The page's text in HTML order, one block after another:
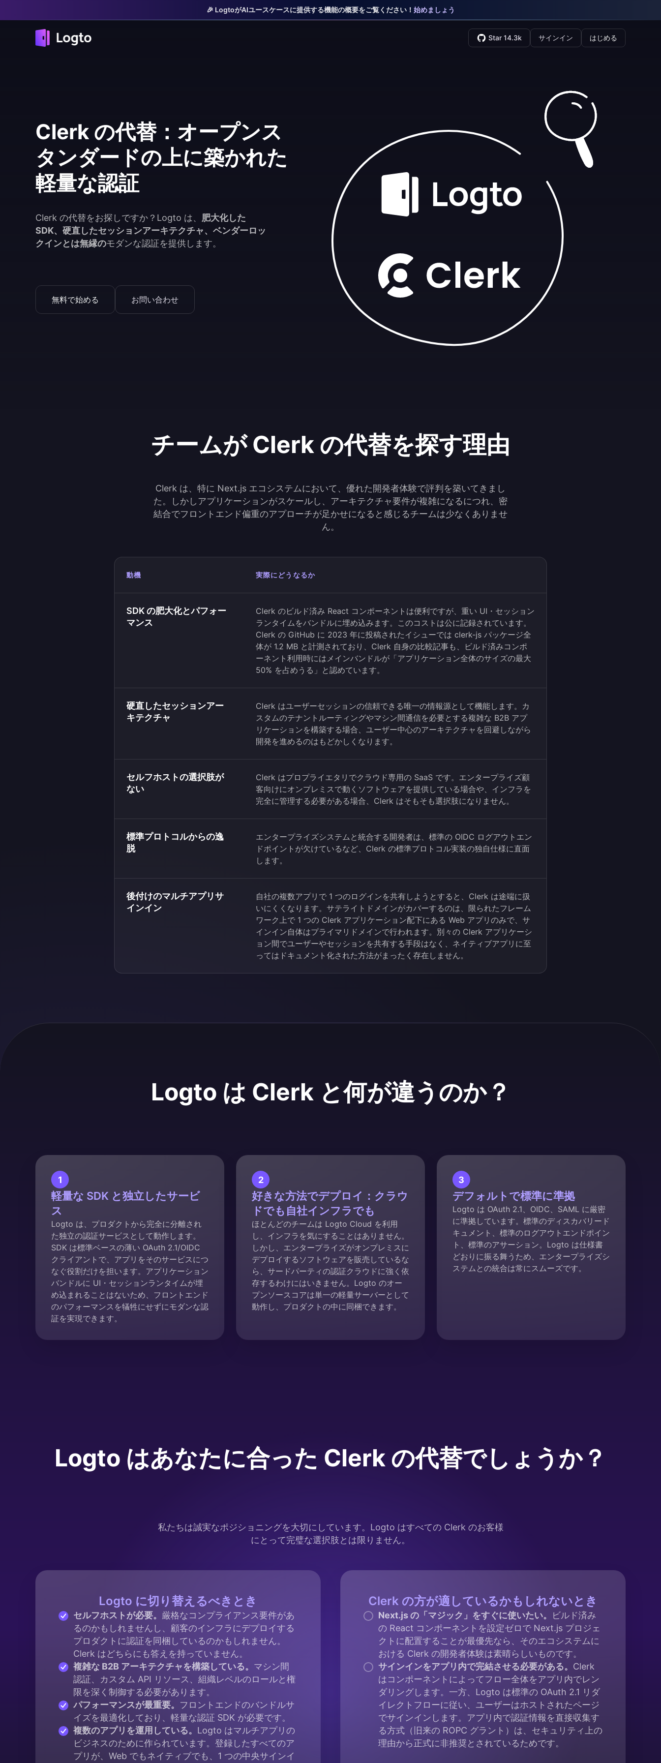
🎉 LogtoがAIユースケースに提供する機能の概要をご覧ください！ 始めましょう
Star 14.3k サインイン はじめる
Clerk の代替：オープンス
タンダードの上に築かれた
軽量な認証
Clerk の代替をお探しですか？Logto は、 肥大化した
SDK、硬直したセッションアーキテクチャ、ベンダーロッ
クインとは無縁のモダンな認証を提供します。
無料で始める お問い合わせ
チームが Clerk の代替を探す理由
Clerk は、特に Next.js エコシステムにおいて、優れた開発者体験で評判を築いてきまし
た。しかしアプリケーションがスケールし、アーキテクチャ要件が複雑になるにつれ、密
結合でフロントエンド偏重のアプローチが足かせになると感じるチームは少なくありませ
ん。
動機 実際にどうなるか
SDK の肥大化とパフォー
マンス
Clerk のビルド済み React コンポーネントは便利ですが、重い UI・セッション
ランタイムをバンドルに埋め込みます。このコストは公に記録されています。
Clerk の GitHub に 2023 年に投稿されたイシューでは clerk-js パッケージ全
体が 1.2 MB と計測されており、Clerk 自身の比較記事も、ビルド済みコンポ
ーネント利用時にはメインバンドルが「アプリケーション全体のサイズの最大
50% を占めうる」と認めています。
硬直したセッションアー
キテクチャ
Clerk はユーザーセッションの信頼できる唯一の情報源として機能します。カ
スタムのテナントルーティングやマシン間通信を必要とする複雑な B2B アプ
リケーションを構築する場合、ユーザー中心のアーキテクチャを回避しながら
開発を進めるのはもどかしくなります。
セルフホストの選択肢が
ない
Clerk はプロプライエタリでクラウド専用の SaaS です。エンタープライズ顧
客向けにオンプレミスで動くソフトウェアを提供している場合や、インフラを
完全に管理する必要がある場合、Clerk はそもそも選択肢になりません。
標準プロトコルからの逸
脱
エンタープライズシステムと統合する開発者は、標準の OIDC ログアウトエン
ドポイントが欠けているなど、Clerk の標準プロトコル実装の独自仕様に直面
します。
後付けのマルチアプリサ
インイン
自社の複数アプリで 1 つのログインを共有しようとすると、Clerk は途端に扱
いにくくなります。サテライトドメインがカバーするのは、限られたフレーム
ワーク上で 1 つの Clerk アプリケーション配下にある Web アプリのみで、サ
インイン自体はプライマリドメインで行われます。別々の Clerk アプリケーシ
ョン間でユーザーやセッションを共有する手段はなく、ネイティブアプリに至
ってはドキュメント化された方法がまったく存在しません。
Logto は Clerk と何が違うのか？
1
軽量な SDK と独立したサービ
ス
Logto は、プロダクトから完全に分離され
た独立の認証サービスとして動作します。
SDK は標準ベースの薄い OAuth 2.1/OIDC
クライアントで、アプリをそのサービスにつ
なぐ役割だけを担います。アプリケーション
バンドルに UI・セッションランタイムが埋
め込まれることはないため、フロントエンド
のパフォーマンスを犠牲にせずにモダンな認
証を実現できます。
2
好きな方法でデプロイ：クラウ
ドでも自社インフラでも
ほとんどのチームは Logto Cloud を利用
し、インフラを気にすることはありません。
しかし、エンタープライズがオンプレミスに
デプロイするソフトウェアを販売しているな
ら、サードパーティの認証クラウドに強く依
存するわけにはいきません。Logto のオー
プンソースコアは単一の軽量サーバーとして
動作し、プロダクトの中に同梱できます。
3
デフォルトで標準に準拠
Logto は OAuth 2.1、OIDC、SAML に厳密
に準拠しています。標準のディスカバリード
キュメント、標準のログアウトエンドポイン
ト、標準のアサーション。Logto は仕様書
どおりに振る舞うため、エンタープライズシ
ステムとの統合は常にスムーズです。
Logto はあなたに合った Clerk の代替でしょうか？
私たちは誠実なポジショニングを大切にしています。Logto はすべての Clerk のお客様
にとって完璧な選択肢とは限りません。
Logto に切り替えるべきとき
セルフホストが必要。 厳格なコンプライアンス要件があ
るのかもしれませんし、顧客のインフラにデプロイする
プロダクトに認証を同梱しているのかもしれません。
Clerk はどちらにも答えを持っていません。
複雑な B2B アーキテクチャを構築している。 マシン間
認証、カスタム API リソース、組織レベルのロールと権
限を深く制御する必要があります。
パフォーマンスが最重要。 フロントエンドのバンドルサ
イズを最適化しており、軽量な認証 SDK が必要です。
複数のアプリを運用している。 Logto はマルチアプリの
ビジネスのために作られています。登録したすべてのア
プリが、Web でもネイティブでも、1 つの中央サインイ
Clerk の方が適しているかもしれないとき
Next.js の「マジック」をすぐに使いたい。
ビルド済み
の React コンポーネントを設定ゼロで Next.js プロジェ
クトに配置することが最優先なら、そのエコシステムに
おける Clerk の開発者体験は素晴らしいものです。
サインインをアプリ内で完結させる必要がある。 Clerk
はコンポーネントによってフロー全体をアプリ内でレン
ダリングします。一方、Logto は標準の OAuth 2.1 リダ
イレクトフローに従い、ユーザーはホストされたページ
でサインインします。アプリ内で認証情報を直接収集す
る方式（旧来の ROPC グラント）は、セキュリティ上の
理由から正式に非推奨とされているためです。